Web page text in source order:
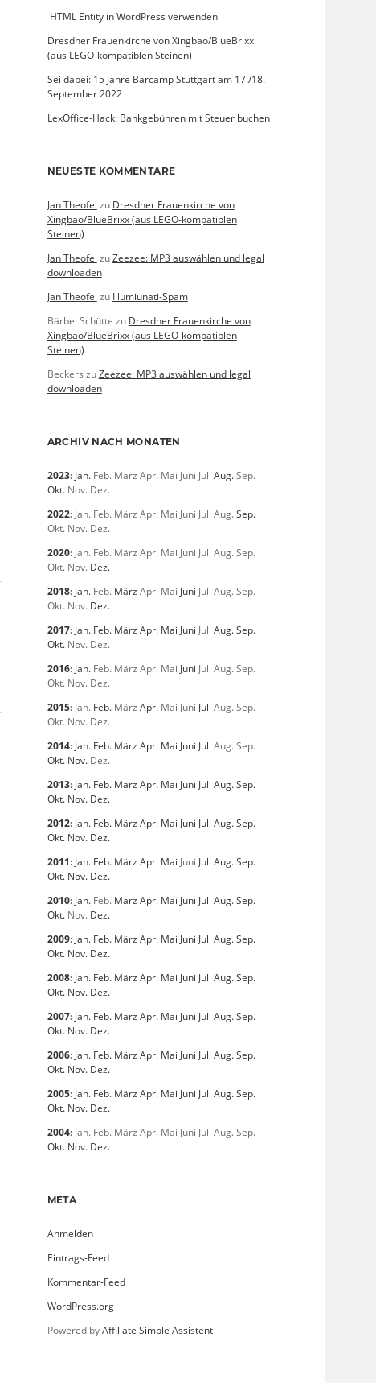
­ HTML Entity in WordPress verwenden
Dresdner Frauenkirche von Xingbao/BlueBrixx
(aus LEGO-kompatiblen Steinen)
Sei dabei: 15 Jahre Barcamp Stuttgart am 17./18.
September 2022
LexOffice-Hack: Bankgebühren mit Steuer buchen
NEUESTE KOMMENTARE
Jan Theofel zu Dresdner Frauenkirche von
Xingbao/BlueBrixx (aus LEGO-kompatiblen
Steinen)
Jan Theofel zuZeezee: MP3 auswählen und legal
downloaden
Jan Theofel zu Illumiunati-Spam
Bärbel Schütte zu Dresdner Frauenkirche von
Xingbao/BlueBrixx (aus LEGO-kompatiblen
Steinen)
Beckers zuZeezee: MP3 auswählen und legal
downloaden
ARCHIV NACH MONATEN
2023: Jan. Feb. März Apr. Mai Juni Juli Aug.Sep.
Okt. Nov. Dez.
2022: Jan. Feb. März Apr. Mai Juni Juli Aug.Sep.
Okt. Nov. Dez.
2020: Jan. Feb. März Apr. Mai Juni Juli Aug.Sep.
Okt. Nov. Dez.
2018: Jan. Feb. März Apr. Mai Juni Juli Aug.Sep.
Okt. Nov. Dez.
2017: Jan. Feb. März Apr. Mai Juni Juli Aug.Sep.
Okt. Nov. Dez.
2016: Jan. Feb. März Apr. Mai Juni Juli Aug.Sep.
Okt. Nov. Dez.
2015: Jan. Feb. März Apr. Mai Juni Juli Aug.Sep.
Okt. Nov. Dez.
2014: Jan. Feb. März Apr. Mai Juni Juli Aug.Sep.
Okt. Nov. Dez.
2013: Jan. Feb. März Apr. Mai Juni Juli Aug.Sep.
Okt. Nov. Dez.
2012: Jan. Feb. März Apr. Mai Juni Juli Aug.Sep.
Okt. Nov. Dez.
2011: Jan. Feb. März Apr. Mai Juni Juli Aug.Sep.
Okt. Nov. Dez.
2010: Jan. Feb. März Apr. Mai Juni Juli Aug.Sep.
Okt. Nov. Dez.
2009: Jan. Feb. März Apr. Mai Juni Juli Aug.Sep.
Okt. Nov. Dez.
2008: Jan. Feb. März Apr. Mai Juni Juli Aug.Sep.
Okt. Nov. Dez.
2007: Jan. Feb. März Apr. Mai Juni Juli Aug.Sep.
Okt. Nov. Dez.
2006: Jan. Feb. März Apr. Mai Juni Juli Aug.Sep.
Okt. Nov. Dez.
2005: Jan. Feb. März Apr. Mai Juni Juli Aug.Sep.
Okt. Nov. Dez.
2004: Jan. Feb. März Apr. Mai Juni Juli Aug.Sep.
Okt. Nov. Dez.
META
Anmelden
Eintrags-Feed
Kommentar-Feed
WordPress.org
Powered byAffiliate Simple Assistent